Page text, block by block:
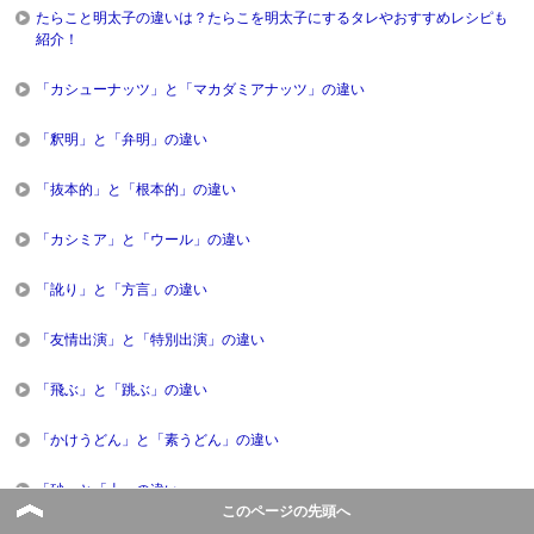
たらこと明太子の違いは？たらこを明太子にするタレやおすすめレシピも
紹介！
「カシューナッツ」と「マカダミアナッツ」の違い
「釈明」と「弁明」の違い
「抜本的」と「根本的」の違い
「カシミア」と「ウール」の違い
「訛り」と「方言」の違い
「友情出演」と「特別出演」の違い
「飛ぶ」と「跳ぶ」の違い
「かけうどん」と「素うどん」の違い
「砂」と「土」の違い
このページの先頭へ